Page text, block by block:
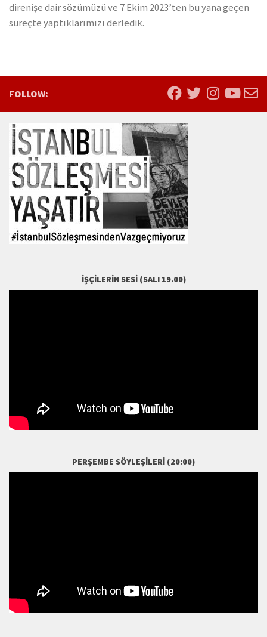
direnişe dair sözümüzü ve 7 Ekim 2023’ten bu yana geçen
süreçte yaptıklarımızı derledik.
FOLLOW:
İŞÇILERIN SESI (SALI 19.00)
PERŞEMBE SÖYLEŞILERI (20:00)